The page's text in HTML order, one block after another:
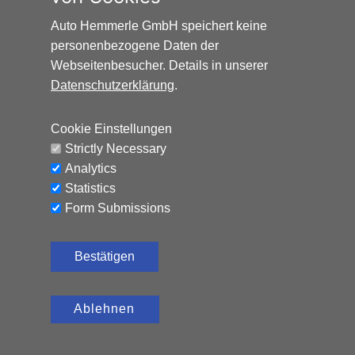
Auto Hemmerle GmbH speichert keine
personenbezogene Daten der
Webseitenbesucher. Details in unserer
Datenschutzerklärung.
Cookie Einstellungen
Strictly Necessary
Analytics
Statistics
Form Submissions
Bestätigen
Ablehnen